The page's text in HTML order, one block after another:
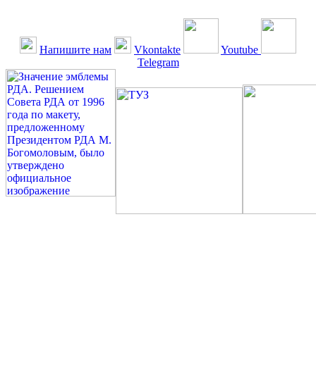
Напишите нам Vkontakte
Youtube
Telegram